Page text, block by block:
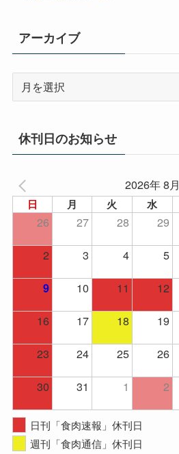
アーカイブ
イ
ブ
休刊日のお知らせ
2026年 8月
日 月 火 水
26 27 28 29
2
3 4 5
9 10 11 12
16
17 18 19
23
24 25 26
30
31 1 2
日刊「食肉速報」休刊日
週刊「食肉通信」休刊日